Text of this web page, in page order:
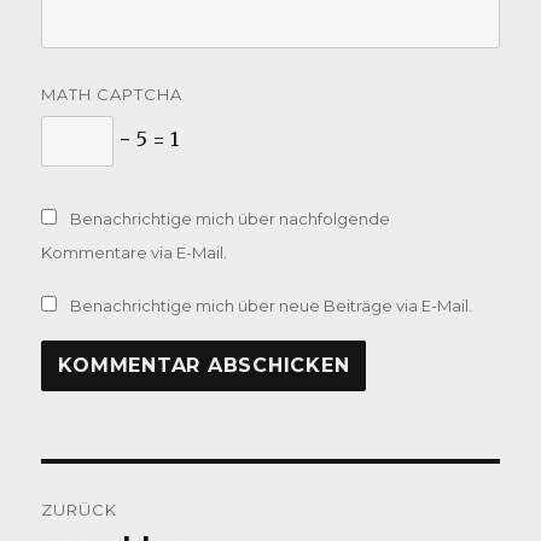
MATH CAPTCHA
− 5 = 1
Benachrichtige mich über nachfolgende
Kommentare via E-Mail.
Benachrichtige mich über neue Beiträge via E-Mail.
ZURÜCK